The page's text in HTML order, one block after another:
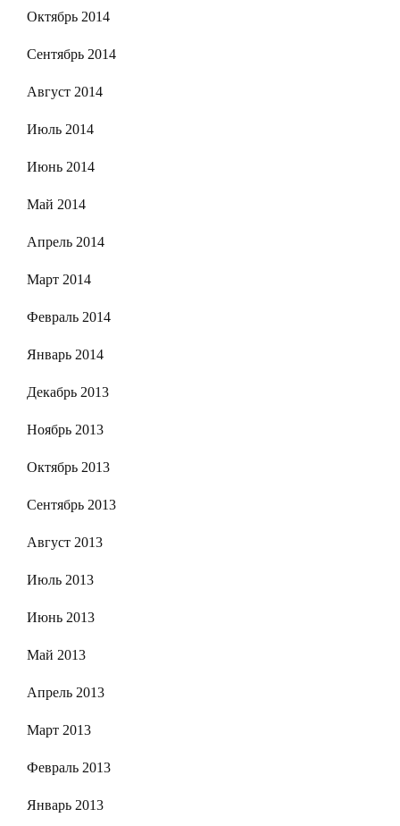
Октябрь 2014
Сентябрь 2014
Август 2014
Июль 2014
Июнь 2014
Май 2014
Апрель 2014
Март 2014
Февраль 2014
Январь 2014
Декабрь 2013
Ноябрь 2013
Октябрь 2013
Сентябрь 2013
Август 2013
Июль 2013
Июнь 2013
Май 2013
Апрель 2013
Март 2013
Февраль 2013
Январь 2013